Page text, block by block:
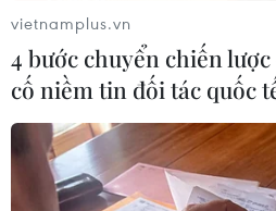
Thủ tướng Phạm Minh Chính và
Châu Á Masatsugu Asakawa
quan hệ đối tác Việt Nam và
vietnamplus.vn
4 bước chuyển chiến
cố niềm tin đối tác quốc